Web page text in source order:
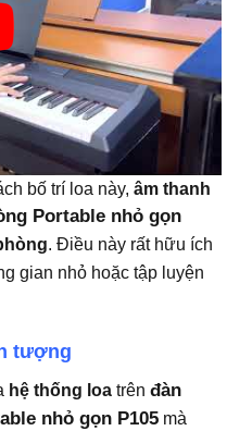
bố trí loa này, âm thanh
Portable nhỏ gọn
. Điều này rất hữu ích
gian nhỏ hoặc tập luyện
tượng
hệ thống loa trên đàn
nhỏ gọn P105 mà